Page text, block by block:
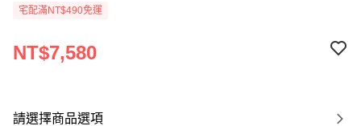
宅配滿NT$490免運
NT$7,580
請選擇商品選項